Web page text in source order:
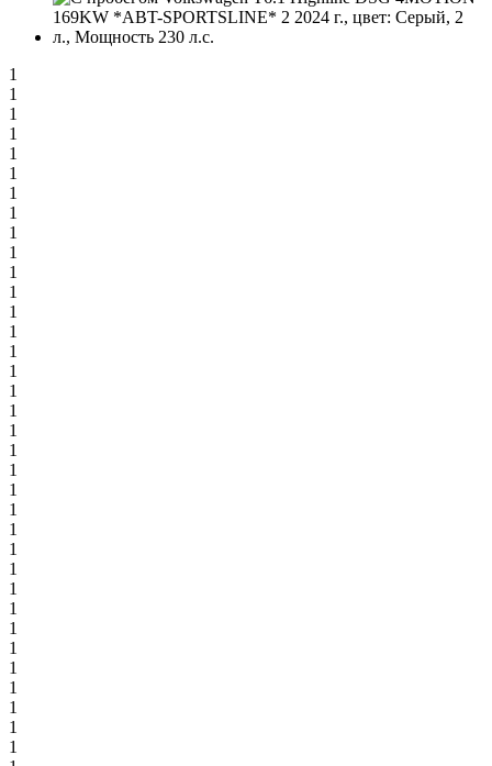
1
1
1
1
1
1
1
1
1
1
1
1
1
1
1
1
1
1
1
1
1
1
1
1
1
1
1
1
1
1
1
1
1
1
1